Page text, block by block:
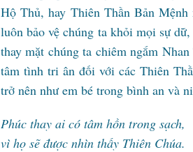
Hộ Thủ, hay Thiên Thần Bản
luôn bảo vệ chúng ta khỏi mọi sự
thay mặt chúng ta chiêm ngắm
tâm tình tri ân đối với các Thiên
trở nên như em bé trong bình an và
Phúc thay ai có tâm hồn trong sạch,
vì họ sẽ được nhìn thấy Thiên Chúa.